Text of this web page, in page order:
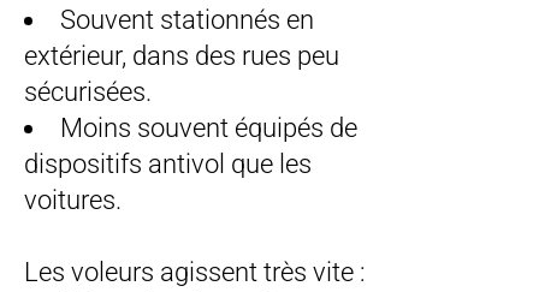
Souvent stationnés en
extérieur, dans des rues peu
sécurisées.
Moins souvent équipés de
dispositifs antivol que les
voitures.
Les voleurs agissent très vite :